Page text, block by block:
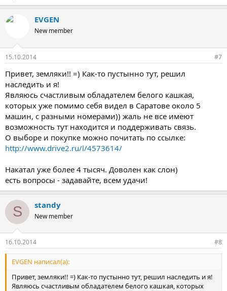
EVGEN
New member
15.10.2014 #7
Привет, земляки!! =) Как-то пустынно тут, решил
наследить и я!
Являюсь счастливым обладателем белого кашкая,
которых уже помимо себя видел в Саратове около 5
машин, с разными номерами)) жаль не все имеют
возможность тут находится и поддерживать связь.
О выборе и покупке можно почитать по ссылке:
http://www.drive2.ru/l/4573614/
Накатал уже более 4 тысяч. Доволен как слон)
есть вопросы - задавайте, всем удачи!
S standy
New member
16.10.2014 #8
EVGEN написал(а):
Привет, земляки!! =) Как-то пустынно тут, решил наследить и я!
Являюсь счастливым обладателем белого кашкая, которых